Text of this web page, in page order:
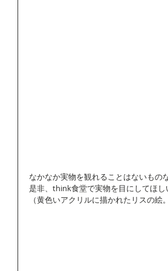
なかなか実物を観れることはないもの
是非、think食堂で実物を目にしてほし
（黄色いアクリルに描かれたリスの